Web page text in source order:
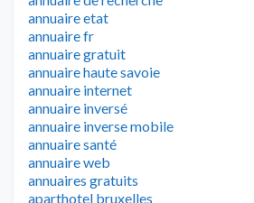
annuaire etat
annuaire fr
annuaire gratuit
annuaire haute savoie
annuaire internet
annuaire inversé
annuaire inverse mobile
annuaire santé
annuaire web
annuaires gratuits
aparthotel bruxelles